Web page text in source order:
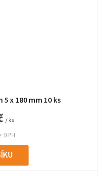
x 180 mm 10 ks
DPH
/ ks